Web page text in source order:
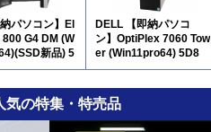
パソコン】El
G4 DM (W
新品) 5
DELL 【即納パソコ
ン】OptiPlex 7060 Tow
er (Win11pro64) 5D8
気の特集・特売品